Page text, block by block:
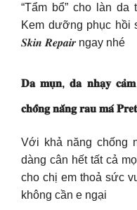
“Tẩm bổ” cho làn
Kem dưỡng phục hồi
𝑺𝒌𝒊𝒏 𝑹𝒆𝒑𝒂𝒊𝒓 ngay nhé
𝐃𝐚 𝐦𝐮̣𝐧, 𝐝𝐚 𝐧𝐡𝐚̣𝐲 𝐜𝐚̉𝐦
𝐜𝐡𝐨̂́𝐧𝐠 𝐧𝐚̆́𝐧𝐠 𝐫𝐚𝐮 𝐦𝐚́
Với khả năng chống
dàng cân hết tất cả
cho chị em thoả sức
không cần e ngại